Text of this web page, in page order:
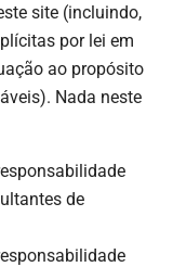
site (incluindo,
por lei em
ao propósito
Nada neste
de